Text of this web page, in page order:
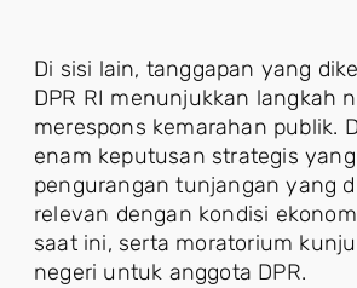
Di sisi lain, tanggapan yang
DPR RI menunjukkan langkah
merespons kemarahan publik.
enam keputusan strategis
pengurangan tunjangan yang
relevan dengan kondisi
saat ini, serta moratorium
negeri untuk anggota DPR.